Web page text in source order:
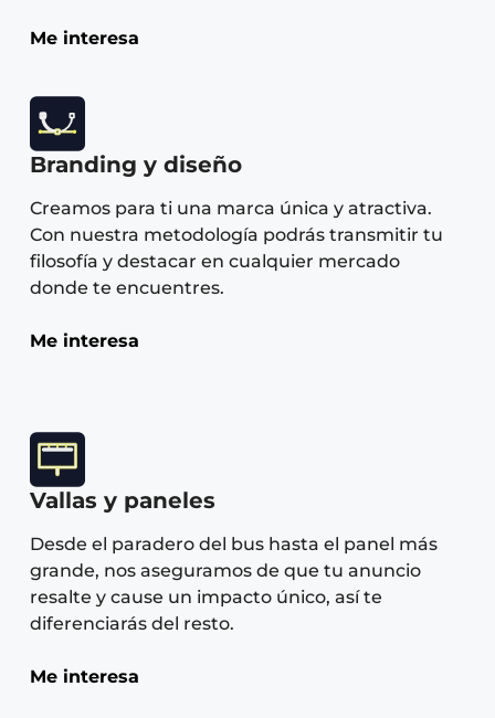
Me interesa
Branding y diseño
Creamos para ti una marca única y atractiva.
Con nuestra metodología podrás transmitir tu
filosofía y destacar en cualquier mercado
donde te encuentres.
Me interesa
Vallas y paneles
Desde el paradero del bus hasta el panel más
grande, nos aseguramos de que tu anuncio
resalte y cause un impacto único, así te
diferenciarás del resto.
Me interesa